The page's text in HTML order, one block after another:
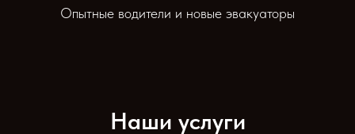
Опытные водители и новые эвакуаторы
Наши услуги